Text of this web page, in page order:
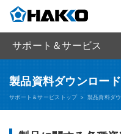
サポート＆サービス
製品資料ダウンロード
サポート＆サービストップ > 製品資料ダ